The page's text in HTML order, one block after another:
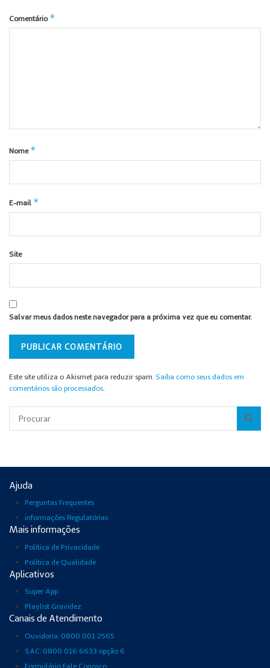
Comentário *
Nome *
E-mail *
Site
Salvar meus dados neste navegador para a próxima vez que eu comentar.
Este site utiliza o Akismet para reduzir spam. Saiba como seus dados em
comentários são processados
Ajuda
Perguntas Frequentes
informações Regulatórias
Mais informações
Política de Privacidade
Política de Qualidade
Aplicativos
Super App
Playlist Gravidez
Canais de Atendimento
Ouvidoria: 0800 001 2565
SAC: 0800 016 6633 opção 6
Formulário Fale Conosco